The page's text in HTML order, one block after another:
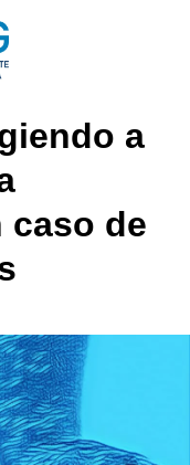
a
caso de